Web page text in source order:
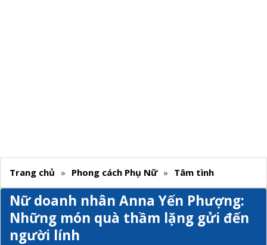
Trang chủ » Phong cách Phụ Nữ » Tâm tình
Nữ doanh nhân Anna Yến Phượng:
Những món quà thầm lặng gửi đến
người lính